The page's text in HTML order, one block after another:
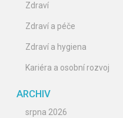
Zdraví
Zdraví a péče
Zdraví a hygiena
Kariéra a osobní rozvoj
ARCHIV
srpna 2026